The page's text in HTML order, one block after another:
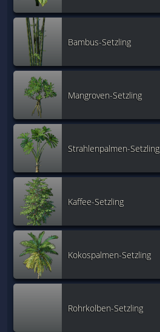
Bambus-Setzling
Mangroven-Setzling
Strahlenpalmen-Setzling
Kaffee-Setzling
Kokospalmen-Setzling
Rohrkolben-Setzling